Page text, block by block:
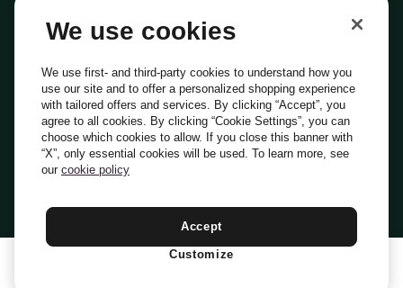
Everli Shoppers
About Us
Everli News
Domande frequenti
Lavora con noi
Diventa Shopper
Investitori
PrivacyCookiePreferenze Cookie
Termini e CondizioniCodice Etico
Indirizzo PEC: everli@pec.it - indirizzo DPO: dpo@everli.com
Italiano
We use cookies
We use first- and third-party cookies to understand how you
use our site and to offer a personalized shopping experience
with tailored offers and services. By clicking “Accept”, you
agree to all cookies. By clicking “Cookie Settings”, you can
choose which cookies to allow. If you close this banner with
“X”, only essential cookies will be used. To learn more, see
our cookie policy
Accept
Customize